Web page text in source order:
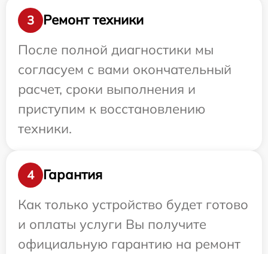
3
Ремонт техники
После полной диагностики мы
согласуем с вами окончательный
расчет, сроки выполнения и
приступим к восстановлению
техники.
4
Гарантия
Как только устройство будет готово
и оплаты услуги Вы получите
официальную гарантию на ремонт